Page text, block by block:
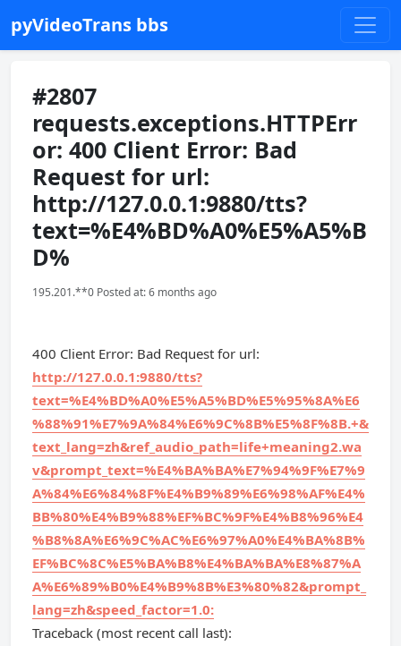
pyVideoTrans bbs
#2807
requests.exceptions.HTTPErr
or: 400 Client Error: Bad
Request for url:
http://127.0.0.1:9880/tts?
text=%E4%BD%A0%E5%A5%B
D%
195.201.**0 Posted at: 6 months ago
400 Client Error: Bad Request for url:
http://127.0.0.1:9880/tts?
text=%E4%BD%A0%E5%A5%BD%E5%95%8A%E6
%88%91%E7%9A%84%E6%9C%8B%E5%8F%8B.+&
text_lang=zh&ref_audio_path=life+meaning2.wa
v&prompt_text=%E4%BA%BA%E7%94%9F%E7%9
A%84%E6%84%8F%E4%B9%89%E6%98%AF%E4%
BB%80%E4%B9%88%EF%BC%9F%E4%B8%96%E4
%B8%8A%E6%9C%AC%E6%97%A0%E4%BA%8B%
EF%BC%8C%E5%BA%B8%E4%BA%BA%E8%87%A
A%E6%89%B0%E4%B9%8B%E3%80%82&prompt_
lang=zh&speed_factor=1.0:
Traceback (most recent call last):